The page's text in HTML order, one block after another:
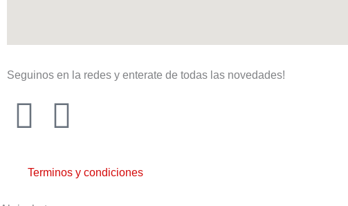
Seguinos en la redes y enterate de todas las novedades!
F
c
I
s
Terminos y condiciones